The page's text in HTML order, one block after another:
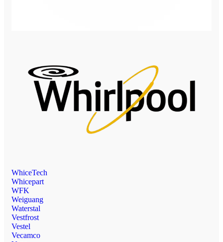
WhiceTech
Whicepart
WFK
Weiguang
Waterstal
Vestfrost
Vestel
Vecamco